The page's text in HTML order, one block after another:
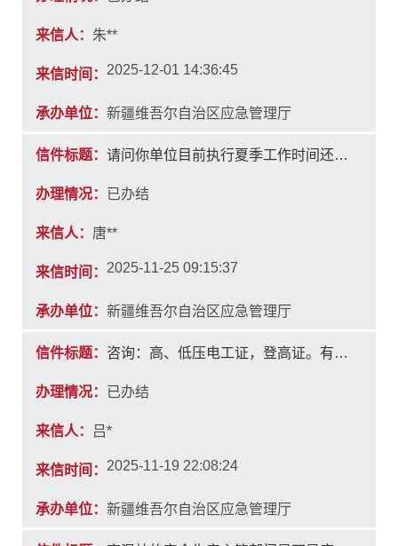
来信人： 朱**
来信时间： 2025-12-01 14:36:45
承办单位： 新疆维吾尔自治区应急管理厅
信件标题： 请问你单位目前执行夏季工作时间还是冬季工作时间?
办理情况： 已办结
来信人： 唐**
来信时间： 2025-11-25 09:15:37
承办单位： 新疆维吾尔自治区应急管理厅
信件标题： 咨询：高、低压电工证，登高证。有没有培训班，培训费是多少
办理情况： 已办结
来信人： 吕*
来信时间： 2025-11-19 22:08:24
承办单位： 新疆维吾尔自治区应急管理厅